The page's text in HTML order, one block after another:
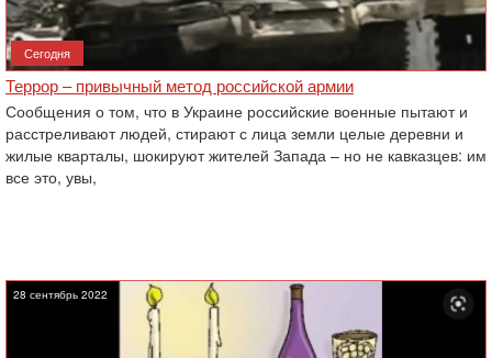
Сегодня
Террор – привычный метод российской армии
Сообщения о том, что в Украине российские военные пытают и
расстреливают людей, стирают с лица земли целые деревни и
жилые кварталы, шокируют жителей Запада – но не кавказцев: им
все это, увы,
28 сентябрь 2022